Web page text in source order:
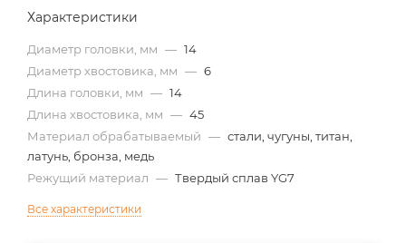
Характеристики
Диаметр головки, мм — 14
Диаметр хвостовика, мм — 6
Длина головки, мм — 14
Длина хвостовика, мм — 45
Материал обрабатываемый — стали, чугуны, титан,
латунь, бронза, медь
Режущий материал — Твердый сплав YG7
Все характеристики